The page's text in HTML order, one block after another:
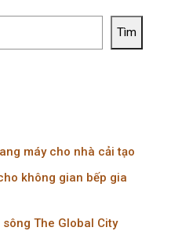
Tìm
máy cho nhà cải tạo
không gian bếp gia
The Global City